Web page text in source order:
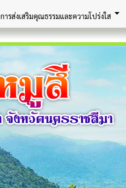
การส่งเสริมคุณธรรมและความโปร่งใส arrow_drop_down